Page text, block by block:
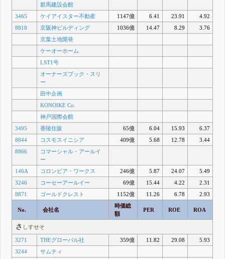
群馬建設会館
3465
ケイアイスター不動産 1147億 6.41 23.91
4.92
8818
京阪神ビルディング 1036億 14.47 8.29
3.76
京葉土地開発
ケーオーホーム
LST1号
オーナーズブック・スリ
ー
田中企画
KONOIKE Co.
神戸国際会館
3495
香陵住販 65億 6.04 15.93
6.37
8844
コスモスイニシア 409億 5.68 12.78
3.44
8866
コマーシャル・アールイ
ー
146A
コロンビア・ワークス 246億 5.87 24.07
5.49
3246
コーセーアールイー 69億 15.44 4.22
2.31
8871
ゴールドクレスト 1152億 11.26 6.78 2.93
No. 会社名
時価総
額
PER ROE ROA
さ しすせそ
3271 THEグローバル社 359億 11.82 29.08
5.93
3244
サムティ